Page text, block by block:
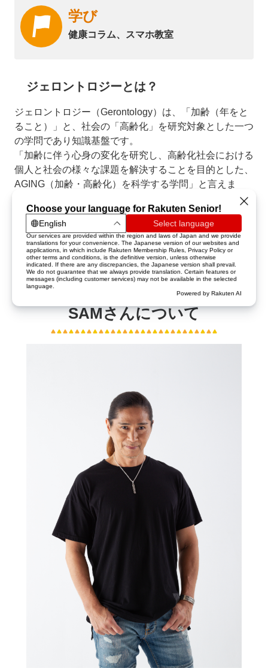
学び
健康コラム、スマホ教室
ジェロントロジーとは？
ジェロントロジー（Gerontology）は、「加齢（年をと
ること）」と、社会の「高齢化」を研究対象とした一つ
の学問であり知識基盤です。
「加齢に伴う心身の変化を研究し、高齢化社会における
個人と社会の様々な課題を解決することを目的とした、
AGING（加齢・高齢化）を科学する学問」と言えま
ジェロントロジーには、実はすでに100年近い歴史があ
り、主にアメリカを中心に発展し、現在ではアメリカで
約250の大学や研究機関でジェロントロジーの研究や教
育が進められています。日本でも人生100年時代の到来
を前に、ジェロントロジーに注目が集まっています。
SAMさんについて